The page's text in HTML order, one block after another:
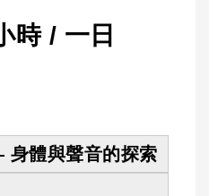
時 / 一日
體與聲音的探索